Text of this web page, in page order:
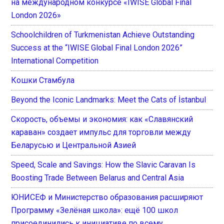
на международном конкурсе «IWISE Global Final
London 2026»
Schoolchildren of Turkmenistan Achieve Outstanding
Success at the “IWISE Global Final London 2026”
International Competition
Кошки Стамбула
Beyond the Iconic Landmarks: Meet the Cats of İstanbul
Скорость, объемы и экономия: как «Славянский
караван» создает импульс для торговли между
Беларусью и Центральной Азией
Speed, Scale and Savings: How the Slavic Caravan Is
Boosting Trade Between Belarus and Central Asia
ЮНИСЕФ и Министерство образования расширяют
Программу «Зелёная школа»: ещё 100 школ